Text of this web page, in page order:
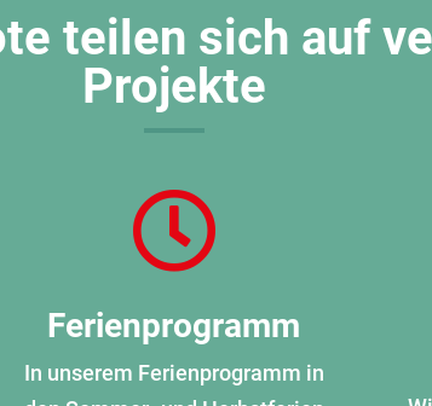
teilen sich auf
Projekte

Ferienprogramm
In unserem Ferienprogramm in